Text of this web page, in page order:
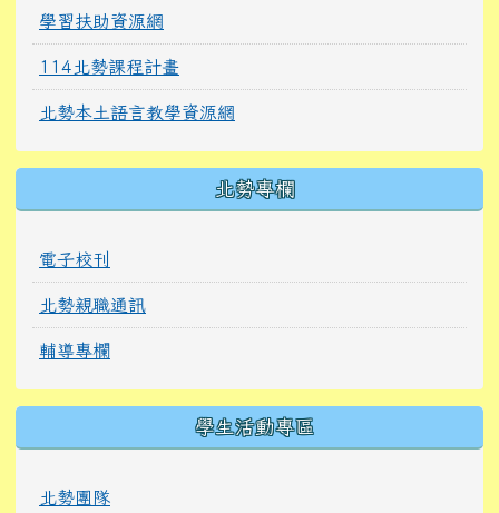
學習扶助資源網
114北勢課程計畫
北勢本土語言教學資源網
北勢專欄
電子校刊
北勢親職通訊
輔導專欄
學生活動專區
北勢團隊